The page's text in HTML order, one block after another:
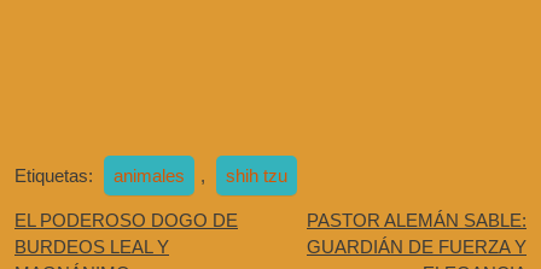
Etiquetas: animales , shih tzu
EL PODEROSO DOGO DE
BURDEOS LEAL Y
PASTOR ALEMÁN SABLE:
GUARDIÁN DE FUERZA Y